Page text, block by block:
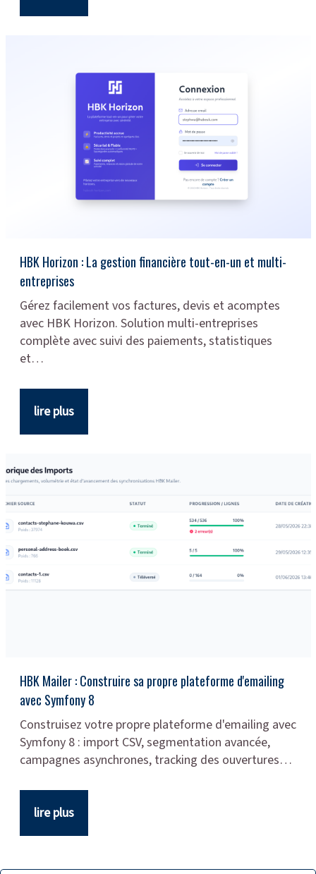
HBK Horizon : La gestion financière tout-en-un et multi-
entreprises
Gérez facilement vos factures, devis et acomptes
avec HBK Horizon. Solution multi-entreprises
complète avec suivi des paiements, statistiques
et…
lire plus
HBK Mailer : Construire sa propre plateforme d'emailing
avec Symfony 8
Construisez votre propre plateforme d'emailing avec
Symfony 8 : import CSV, segmentation avancée,
campagnes asynchrones, tracking des ouvertures…
lire plus